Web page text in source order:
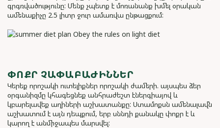
գրգռվածությունը: Մենք չպետք է մոռանանք խմել օրական
ամենաքիչը 2.5 լիտր ջուր ամառվա ընթացքում:
ՓՈՔՐ ՉԱՓԱԲԱԺԻՆՆԵՐ
Կերեք որոշակի ուտելիքներ որոշակի ժամերի. այսպես ձեր
օրգանիզմը կհագեցնեք անհրաժեշտ էներգիայով և
կբարելավեք աղիների աշխատանքը: Ստամոքսն ամենալավն
աշխատում է այն դեպքում, երբ սննդի քանակը փոքր է և
կարող է անմիջապես մարսվել: